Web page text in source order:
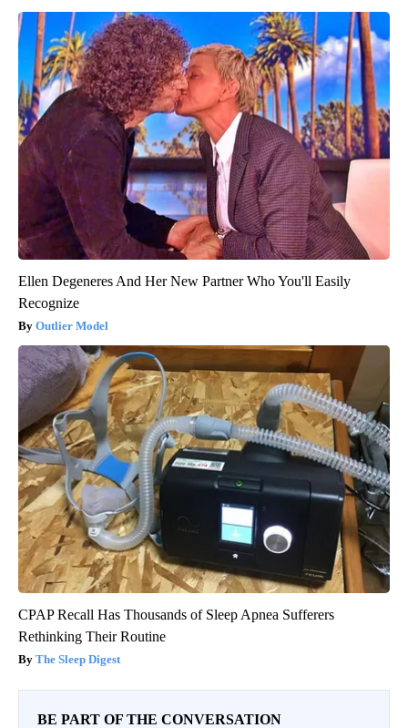
Ellen Degeneres And Her New Partner Who You'll Easily
Recognize
Outlier Model
CPAP Recall Has Thousands of Sleep Apnea Sufferers
Rethinking Their Routine
The Sleep Digest
BE PART OF THE CONVERSATION